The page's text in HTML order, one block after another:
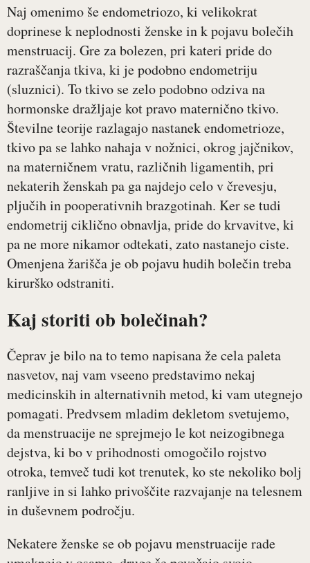
Naj omenimo še endometriozo, ki velikokrat
doprinese k neplodnosti ženske in k pojavu bolečih
menstruacij. Gre za bolezen, pri kateri pride do
razraščanja tkiva, ki je podobno endometriju
(sluznici). To tkivo se zelo podobno odziva na
hormonske dražljaje kot pravo maternično tkivo.
Številne teorije razlagajo nastanek endometrioze,
tkivo pa se lahko nahaja v nožnici, okrog jajčnikov,
na materničnem vratu, različnih ligamentih, pri
nekaterih ženskah pa ga najdejo celo v črevesju,
pljučih in pooperativnih brazgotinah. Ker se tudi
endometrij ciklično obnavlja, pride do krvavitve, ki
pa ne more nikamor odtekati, zato nastanejo ciste.
Omenjena žarišča je ob pojavu hudih bolečin treba
kirurško odstraniti.
Kaj storiti ob bolečinah?
Čeprav je bilo na to temo napisana že cela paleta
nasvetov, naj vam vseeno predstavimo nekaj
medicinskih in alternativnih metod, ki vam utegnejo
pomagati. Predvsem mladim dekletom svetujemo,
da menstruacije ne sprejmejo le kot neizogibnega
dejstva, ki bo v prihodnosti omogočilo rojstvo
otroka, temveč tudi kot trenutek, ko ste nekoliko bolj
ranljive in si lahko privoščite razvajanje na telesnem
in duševnem področju.
Nekatere ženske se ob pojavu menstruacije rade